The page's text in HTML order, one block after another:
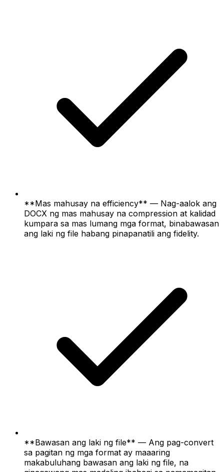
**Mas mahusay na efficiency** — Nag-aalok ang
DOCX ng mas mahusay na compression at kalidad
kumpara sa mas lumang mga format, binabawasan
ang laki ng file habang pinapanatili ang fidelity.
**Bawasan ang laki ng file** — Ang pag-convert
sa pagitan ng mga format ay maaaring
makabuluhang bawasan ang laki ng file, na